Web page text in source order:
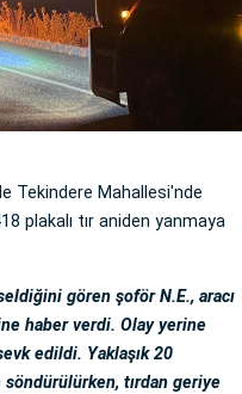
Tekindere Mahallesi'nde
plakalı tır aniden yanmaya
gören şoför N.E., aracı
haber verdi. Olay yerine
edildi. Yaklaşık 20
söndürülürken, tırdan geriye